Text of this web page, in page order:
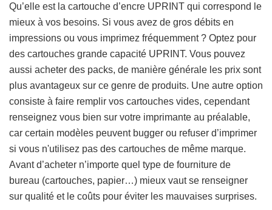
Qu’elle est la cartouche d’encre UPRINT qui correspond le
mieux à vos besoins. Si vous avez de gros débits en
impressions ou vous imprimez fréquemment ? Optez pour
des cartouches grande capacité UPRINT. Vous pouvez
aussi acheter des packs, de manière générale les prix sont
plus avantageux sur ce genre de produits. Une autre option
consiste à faire remplir vos cartouches vides, cependant
renseignez vous bien sur votre imprimante au préalable,
car certain modèles peuvent bugger ou refuser d’imprimer
si vous n'utilisez pas des cartouches de même marque.
Avant d’acheter n’importe quel type de fourniture de
bureau (cartouches, papier…) mieux vaut se renseigner
sur qualité et le coûts pour éviter les mauvaises surprises.